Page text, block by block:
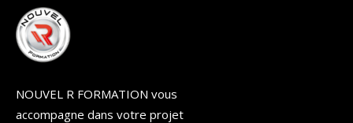
NOUVEL R FORMATION vous
accompagne dans votre projet